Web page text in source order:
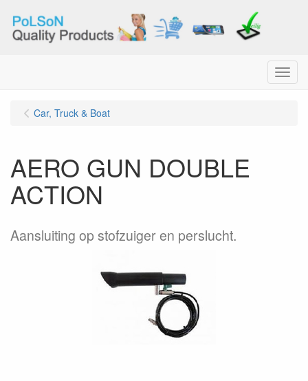
Menu
Car, Truck & Boat
AERO GUN DOUBLE
ACTION
Aansluiting op stofzuiger en perslucht.